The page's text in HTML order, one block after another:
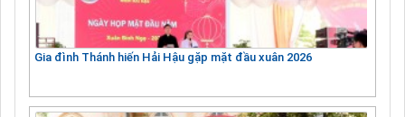
Gia đình Thánh hiến Hải Hậu gặp mặt đầu xuân 2026